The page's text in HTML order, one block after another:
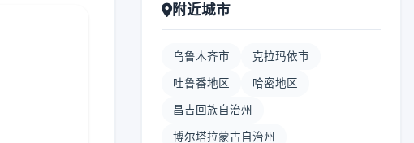
附近城市
乌鲁木齐市 克拉玛依市
吐鲁番地区 哈密地区
昌吉回族自治州
博尔塔拉蒙古自治州